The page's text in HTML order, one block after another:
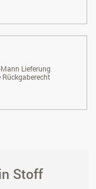
Lieferung
Rückgaberecht
Stoff